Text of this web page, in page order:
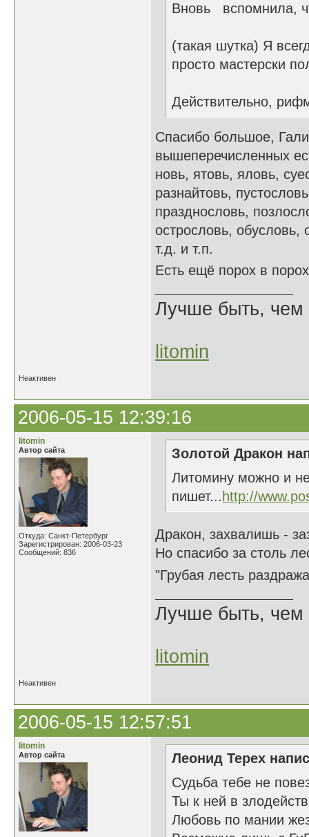
Вновь вспомнила,
(такая шутка) Я
просто мастерски
Действительно,
Спасибо большое,
вышеперечисленных
новь, ятовь, яловь,
разнайтовь,
празднословь,
острословь, обусловь,
т.д. и т.п.
Есть ещё порох в
Лучше быть, чем
litomin
Неактивен
2006-05-15 12:39:16
litomin
Автор сайта
Откуда: Санкт-Петербург
Зарегистрирован: 2006-03-23
Сообщений: 836
Золотой Дракон
Литомину можно и
пишет... http://
Дракон, захвалишь -
Но спасибо за столь
"Грубая лесть
Лучше быть, чем
litomin
Неактивен
2006-05-15 12:57:51
litomin
Автор сайта
Леонид Терех
Судьба тебе не
Ты к ней в
Любовь по мании